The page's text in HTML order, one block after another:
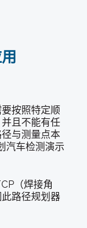
按照特定顺
且不能有任
与测量点本
汽车检测演示
（焊接角
路径规划器